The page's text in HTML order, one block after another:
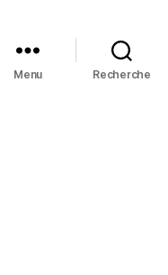
Menu Recherche